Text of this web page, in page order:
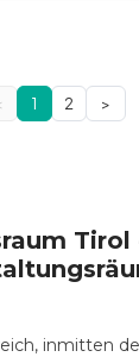
1 2 >
Tirol
inmitten